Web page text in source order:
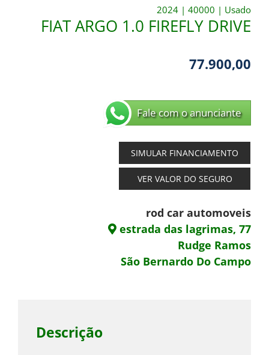
2024 | 40000 | Usado
FIAT ARGO 1.0 FIREFLY DRIVE
77.900,00
Fale com o anunciante
SIMULAR FINANCIAMENTO
VER VALOR DO SEGURO
rod car automoveis
estrada das lagrimas, 77
Rudge Ramos
São Bernardo Do Campo
Descrição